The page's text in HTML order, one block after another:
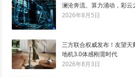
澜沧奔流、算力涌动，彩云
2026年8月5日
三方联合权威发布！友望
地机3.0体感刚需时代
2026年8月3日